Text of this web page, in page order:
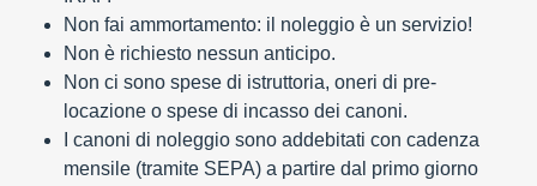
Non fai ammortamento: il noleggio è un servizio!
Non è richiesto nessun anticipo.
Non ci sono spese di istruttoria, oneri di pre-
locazione o spese di incasso dei canoni.
I canoni di noleggio sono addebitati con cadenza
mensile (tramite SEPA) a partire dal primo giorno